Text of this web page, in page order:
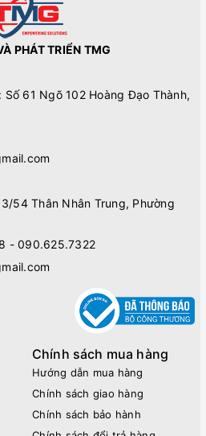
PHÁT TRIỂN TMG
61 Ngõ 102 Hoàng Đạo Thành,
54 Thân Nhân Trung, Phường
- 090.625.7322
Chính sách mua hàng
Hướng dẫn mua hàng
Chính sách giao hàng
Chính sách bảo hành